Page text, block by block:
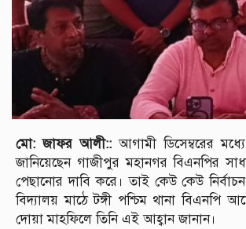
মো: জাফর আলী::আগামী ডিসেম্বরের
জানিয়েছেন গাজীপুর মহানগর বিএনপির
পেছানোর দাবি করে। তাই কেউ কেউ
বিদ্যালয় মাঠে টঙ্গী পশ্চিম থানা বিএনপি
দোয়া মাহফিলে তিনি এই আহ্বান জানান।